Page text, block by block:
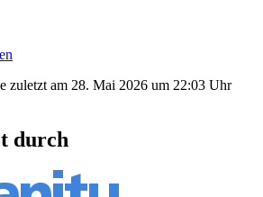
zuletzt am 28. Mai 2026 um 22:03 Uhr
durch